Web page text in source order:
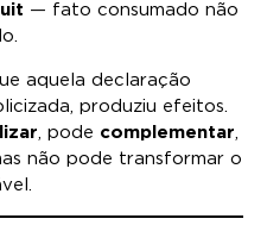
— fato consumado não
aquela declaração
produziu efeitos.
, pode complementar
não pode transformar o